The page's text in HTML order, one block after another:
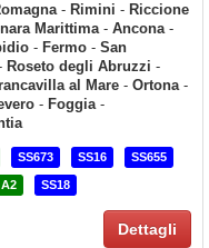
- Rimini - Riccione
Marittima- Ancona-
- Fermo - San
Roseto degli Abruzzi -
al Mare - Ortona-
- Foggia-
SS673 SS16 SS655
A2 SS18
Dettagli